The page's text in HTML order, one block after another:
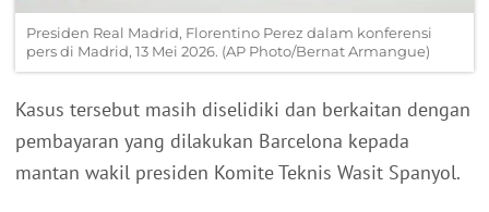
Presiden Real Madrid, Florentino Perez dalam konferensi
pers di Madrid, 13 Mei 2026. (AP Photo/Bernat Armangue)
Kasus tersebut masih diselidiki dan berkaitan dengan
pembayaran yang dilakukan Barcelona kepada
mantan wakil presiden Komite Teknis Wasit Spanyol.